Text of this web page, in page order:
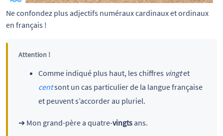
Ne confondez plus adjectifs numéraux cardinaux et ordinaux
en français !
Attention !
Comme indiqué plus haut, les chiffres vingtet
centsont un cas particulier de la langue française
et peuvent s’accorder au pluriel.
➔ Mon grand-père a quatre-vingtsans.